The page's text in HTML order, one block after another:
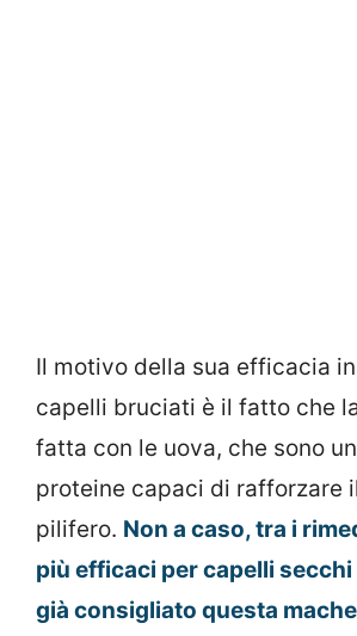
Il motivo della sua efficacia
capelli bruciati è il fatto che
fatta con le uova, che sono
proteine capaci di rafforzare
pilifero. Non a caso, tra i
più efficaci per capelli secchi
già consigliato questa